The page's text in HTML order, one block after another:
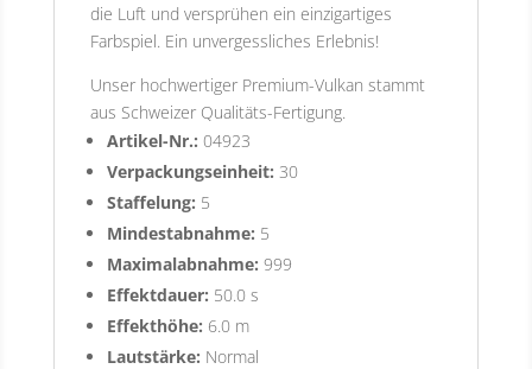
die Luft und versprühen ein einzigartiges
Farbspiel. Ein unvergessliches Erlebnis!
Unser hochwertiger Premium-Vulkan stammt
aus Schweizer Qualitäts-Fertigung.
Artikel-Nr.: 04923
Verpackungseinheit: 30
Staffelung: 5
Mindestabnahme: 5
Maximalabnahme: 999
Effektdauer: 50.0 s
Effekthöhe: 6.0 m
Lautstärke: Normal